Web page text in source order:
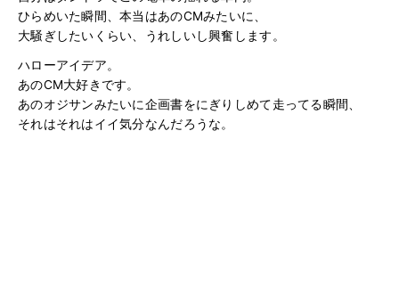
ひらめいた瞬間、本当はあのCMみたいに、
大騒ぎしたいくらい、うれしいし興奮します。
ハローアイデア。
あのCM大好きです。
あのオジサンみたいに企画書をにぎりしめて走ってる瞬間、
それはそれはイイ気分なんだろうな。